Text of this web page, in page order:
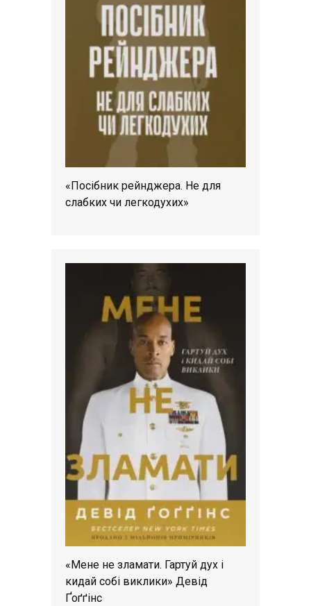
«Посібник рейнджера. Не для
слабких чи легкодухих»
«Мене не зламати. Гартуй дух і
кидай собі виклики» Девід
Ґоґґінс